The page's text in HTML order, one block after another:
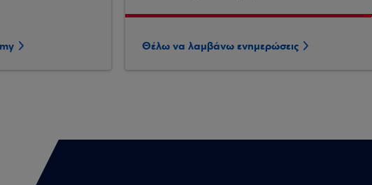
Θέλω να λαμβάνω ενημερώσεις